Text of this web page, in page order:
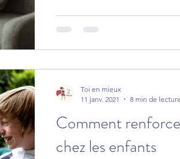
Comment
chez les enfants
Toi en mieux
11 janv. 2021
8 min de lecture